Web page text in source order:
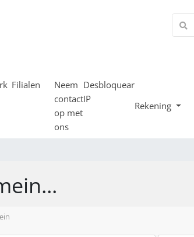
Filialen
Neem
contact
op met
ons
Desbloquear
IP
Rekening